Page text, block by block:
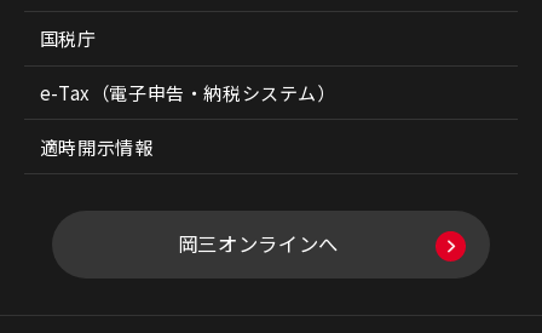
国税庁
e-Tax（電子申告・納税システム）
適時開示情報
岡三オンラインへ